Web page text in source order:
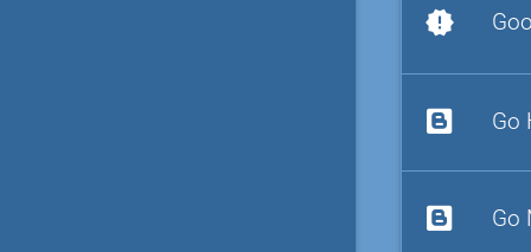
new_releases
Go
Go